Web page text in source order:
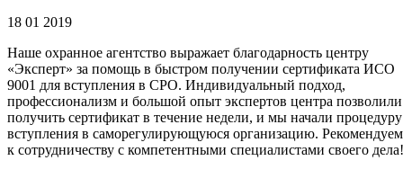
18 01 2019
Наше охранное агентство выражает благодарность центру
«Эксперт» за помощь в быстром получении сертификата ИСО
9001 для вступления в СРО. Индивидуальный подход,
профессионализм и большой опыт экспертов центра позволили
получить сертификат в течение недели, и мы начали процедуру
вступления в саморегулирующуюся организацию. Рекомендуем
к сотрудничеству с компетентными специалистами своего дела!